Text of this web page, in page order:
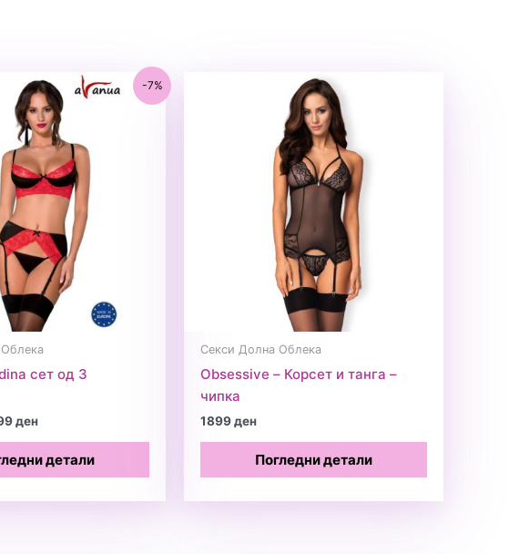
-7%
сет од 3
ден.
денCurrent
2599 ден.
детали
Секси Долна Облека
Obsessive – Корсет и танга –
чипка
1899ден
Погледни детали